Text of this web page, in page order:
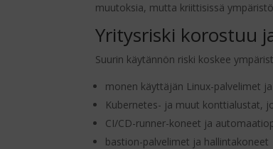
muutoksia, mutta kriittisissä
Yritysriski korostuu
Suurin käytännön riski koskee
monen käyttäjän Linux-palvelimet
Kubernetes- ja muut konttialustat,
CI/CD-runner-koneet ja
bastion-palvelimet ja hallintakoneet